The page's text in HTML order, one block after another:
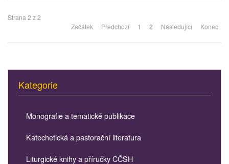
Strana 2 z 2
Začátek
Předchozí 1 2 Následující Konec
Kategorie
Monografie a tematické publikace
Katechetická a pastorační literatura
Liturgické knihy a příručky CČSH